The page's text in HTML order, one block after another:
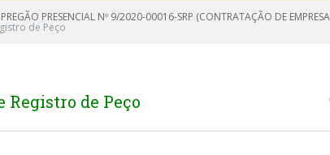
PREGÃO PRESENCIAL Nº 9/2020-00016-SRP (CONTRATAÇÃO DE
de Peço
de Peço